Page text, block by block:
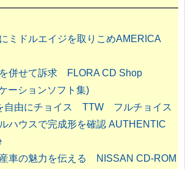
ミドルエイジを取りこめAMERICA
併せて訴求 FLORA CD Shop
ーションソフト集)
自由にチョイス TTW フルチョイス
ハウスで完成形を確認 AUTHENTIC
車の魅力を伝える NISSAN CD-ROM